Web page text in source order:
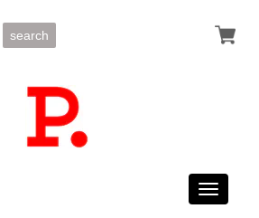
search
Toggle